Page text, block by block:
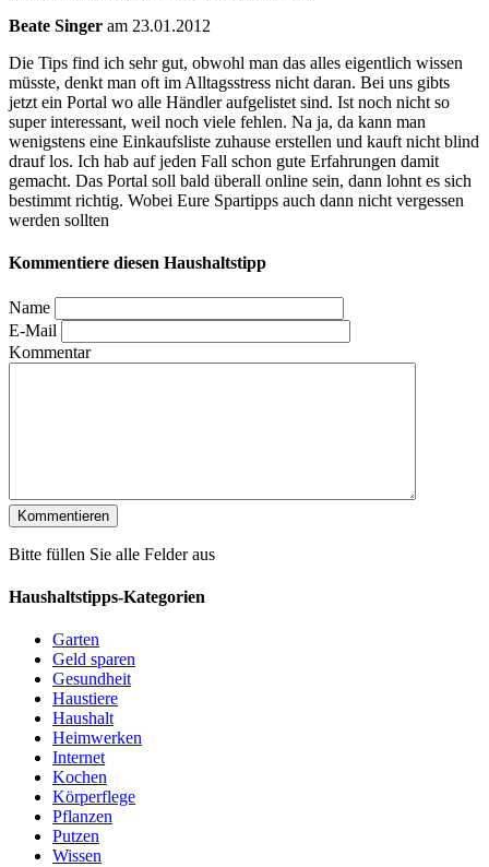
Beate Singer am 23.01.2012
Die Tips find ich sehr gut, obwohl man das alles eigentlich wissen
müsste, denkt man oft im Alltagsstress nicht daran. Bei uns gibts
jetzt ein Portal wo alle Händler aufgelistet sind. Ist noch nicht so
super interessant, weil noch viele fehlen. Na ja, da kann man
wenigstens eine Einkaufsliste zuhause erstellen und kauft nicht blind
drauf los. Ich hab auf jeden Fall schon gute Erfahrungen damit
gemacht. Das Portal soll bald überall online sein, dann lohnt es sich
bestimmt richtig. Wobei Eure Spartipps auch dann nicht vergessen
werden sollten
Kommentiere diesen Haushaltstipp
Name
E-Mail
Kommentar
Bitte füllen Sie alle Felder aus
Haushaltstipps-Kategorien
Garten
Geld sparen
Gesundheit
Haustiere
Haushalt
Heimwerken
Internet
Kochen
Körperflege
Pflanzen
Putzen
Wissen